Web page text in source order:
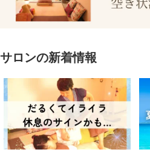
サロンの新着情報